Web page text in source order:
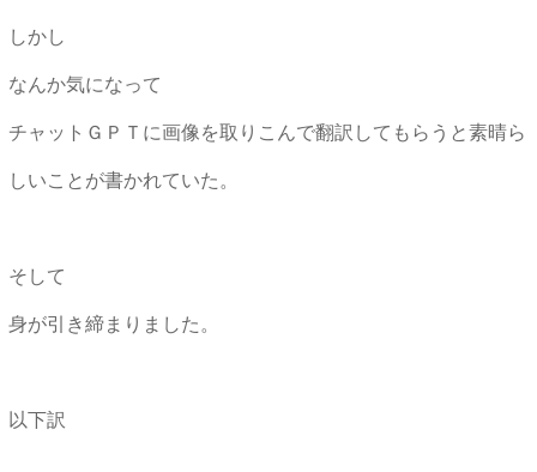
しかし
なんか気になって
チャットＧＰＴに画像を取りこんで翻訳してもらうと素晴ら
しいことが書かれていた。
そして
身が引き締まりました。
以下訳